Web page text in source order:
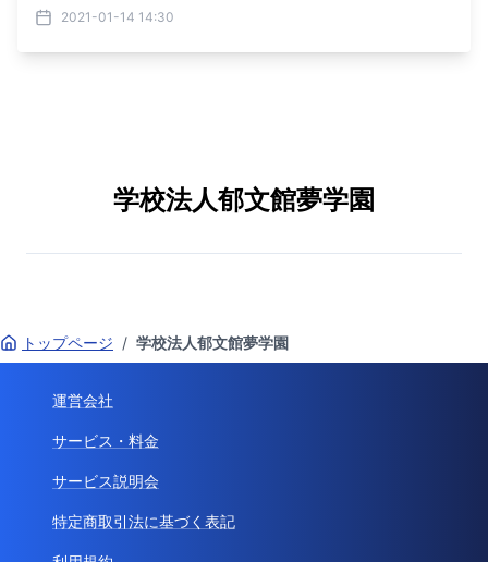
2021-01-14 14:30
学校法人郁文館夢学園
トップページ / 学校法人郁文館夢学園
運営会社
サービス・料金
サービス説明会
特定商取引法に基づく表記